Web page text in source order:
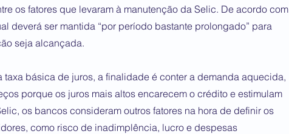
os fatores que levaram à manutenção da Selic. De acordo com
deverá ser mantida “por período bastante prolongado” para
seja alcançada.
taxa básica de juros, a finalidade é conter a demanda aquecida,
porque os juros mais altos encarecem o crédito e estimulam
os bancos consideram outros fatores na hora de definir os
como risco de inadimplência, lucro e despesas